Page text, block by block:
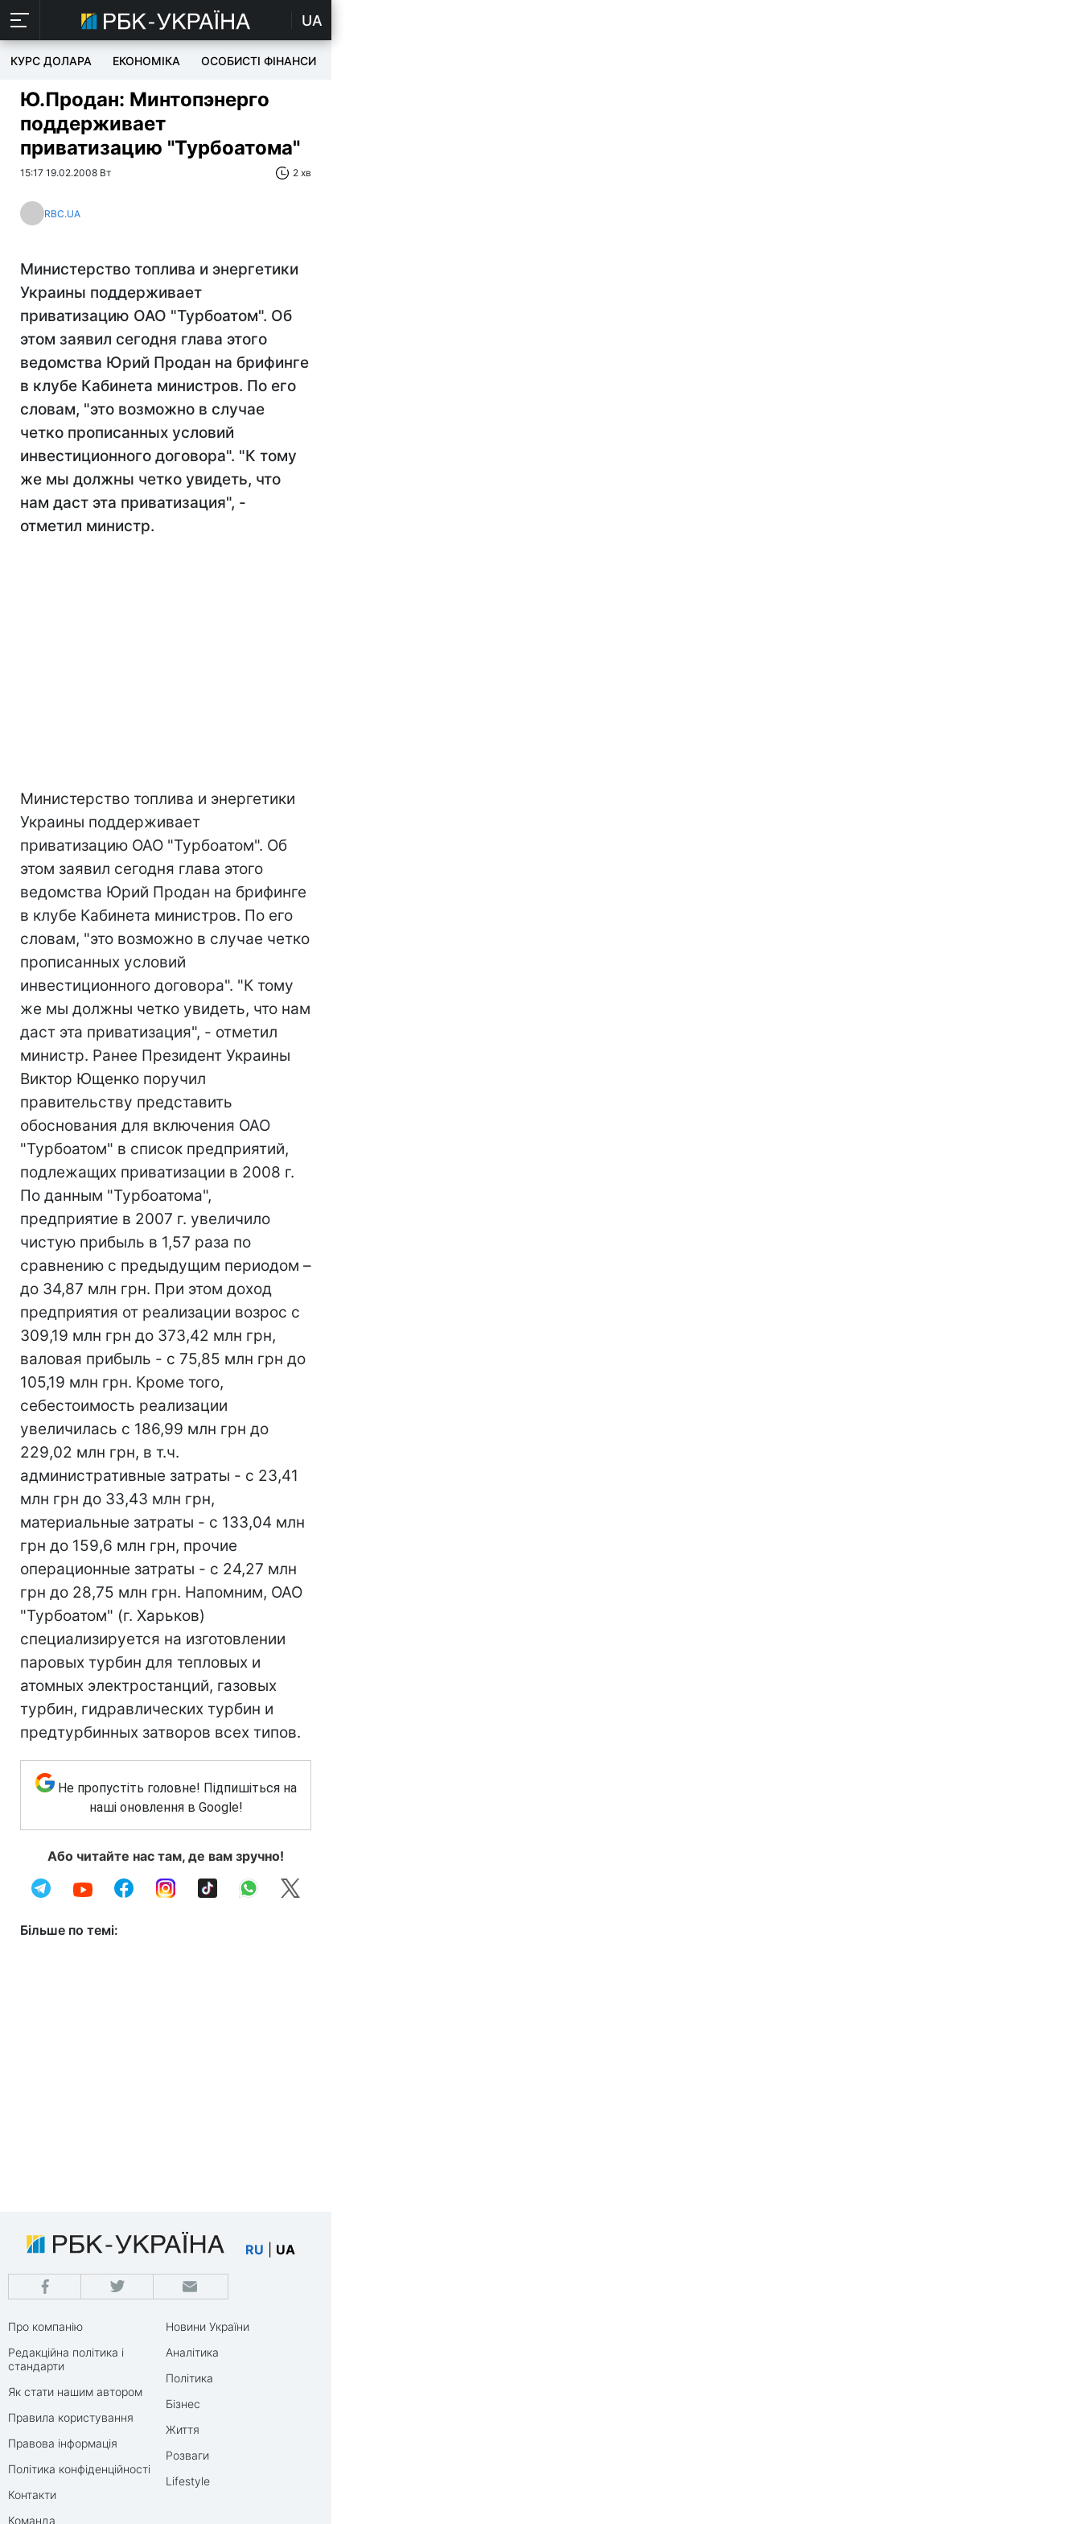
UA
КУРС ДОЛАРА ЕКОНОМІКА ОСОБИСТІ ФІНАНСИ
Ю.Продан: Минтопэнерго
поддерживает
приватизацию "Турбоатома"
15:17 19.02.2008 Вт 2 хв
RBC.UA
Министерство топлива и энергетики
Украины поддерживает
приватизацию ОАО "Турбоатом". Об
этом заявил сегодня глава этого
ведомства Юрий Продан на брифинге
в клубе Кабинета министров. По его
словам, "это возможно в случае
четко прописанных условий
инвестиционного договора". "К тому
же мы должны четко увидеть, что
нам даст эта приватизация", -
отметил министр.
Министерство топлива и энергетики
Украины поддерживает
приватизацию ОАО "Турбоатом". Об
этом заявил сегодня глава этого
ведомства Юрий Продан на брифинге
в клубе Кабинета министров. По его
словам, "это возможно в случае четко
прописанных условий
инвестиционного договора". "К тому
же мы должны четко увидеть, что нам
даст эта приватизация", - отметил
министр. Ранее Президент Украины
Виктор Ющенко поручил
правительству представить
обоснования для включения ОАО
"Турбоатом" в список предприятий,
подлежащих приватизации в 2008 г.
По данным "Турбоатома",
предприятие в 2007 г. увеличило
чистую прибыль в 1,57 раза по
сравнению с предыдущим периодом –
до 34,87 млн грн. При этом доход
предприятия от реализации возрос с
309,19 млн грн до 373,42 млн грн,
валовая прибыль - с 75,85 млн грн до
105,19 млн грн. Кроме того,
себестоимость реализации
увеличилась с 186,99 млн грн до
229,02 млн грн, в т.ч.
административные затраты - с 23,41
млн грн до 33,43 млн грн,
материальные затраты - с 133,04 млн
грн до 159,6 млн грн, прочие
операционные затраты - с 24,27 млн
грн до 28,75 млн грн. Напомним, ОАО
"Турбоатом" (г. Харьков)
специализируется на изготовлении
паровых турбин для тепловых и
атомных электростанций, газовых
турбин, гидравлических турбин и
предтурбинных затворов всех типов.
Не пропустіть головне! Підпишіться на
наші оновлення в Google!
Або читайте нас там, де вам зручно!
Більше по темі:
RU UA
Про компанію
Редакційна політика і
стандарти
Як стати нашим автором
Правила користування
Правова інформація
Політика конфіденційності
Контакти
Команда
Новини України
Аналітика
Політика
Бізнес
Життя
Розваги
Lifestyle